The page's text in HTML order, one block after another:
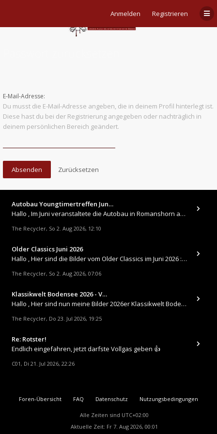
Anmelden Registrieren
E-Mail-Adresse:
Du musst die E-Mail-Adresse angeben, die in deinem Profil hinterlegt ist.
Diese hast du bei der Registrierung angegeben oder nachträglich in
deinem persönlichen Bereich geändert.
Autobau Youngtimertreffen Jun…
Hallo , Im Juni veranstaltete die Autobau in Romanshorn auf ihrem Gelände ein kleines Youngtimertreffen : https://up.
The Recycler, So 2. Aug 2026, 12:10
Older Classics Juni 2026
​Hallo , Hier sind die Bilder vom Older Classics im Juni 2026 : https://up.picr.de/51155940wd.jpg https://up.pic
The Recycler, So 2. Aug 2026, 07:06
Klassikwelt Bodensee 2026 - V…
Hallo , Hier sind nun meine Bilder 2026er Klassikwelt Bodensee 😀 https://up.picr.de/51125547rb.jpg https://up.pi
The Recycler, Do 23. Jul 2026, 19:25
Re: Rotster!
Endlich eingefahren, jetzt darfste Vollgas geben 👍
C01, Di 21. Jul 2026, 22:26
Foren-Übersicht FAQ Datenschutz Nutzungsbedingungen
Alle Zeiten sind UTC+02:00
Aktuelle Zeit: Fr 7. Aug 2026, 00:01